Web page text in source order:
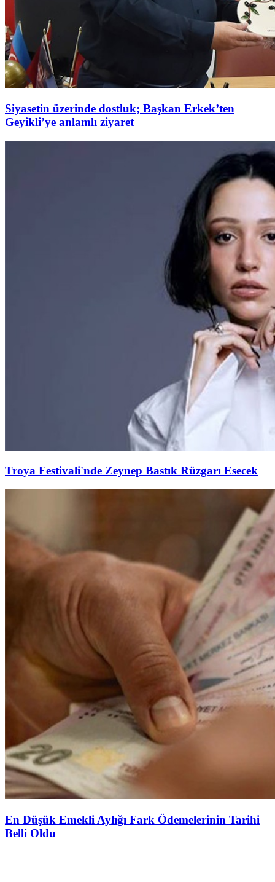
Siyasetin üzerinde dostluk; Başkan Erkek’ten
Geyikli’ye anlamlı ziyaret
Troya Festivali'nde Zeynep Bastık Rüzgarı Esecek
En Düşük Emekli Aylığı Fark Ödemelerinin Tarihi
Belli Oldu